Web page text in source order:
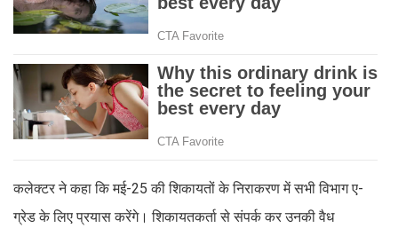
कलेक्टर ने कहा कि मई-25 की शिकायतों के निराकरण में सभी विभाग ए-
ग्रेड के लिए प्रयास करेंगे। शिकायतकर्ता से संपर्क कर उनकी वैध